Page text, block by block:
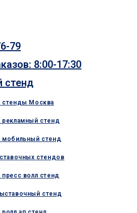
79
8:00-17:30
стенд
стенды Москва
стенд
мобильный стенд
стендов
волл стенд
стенд